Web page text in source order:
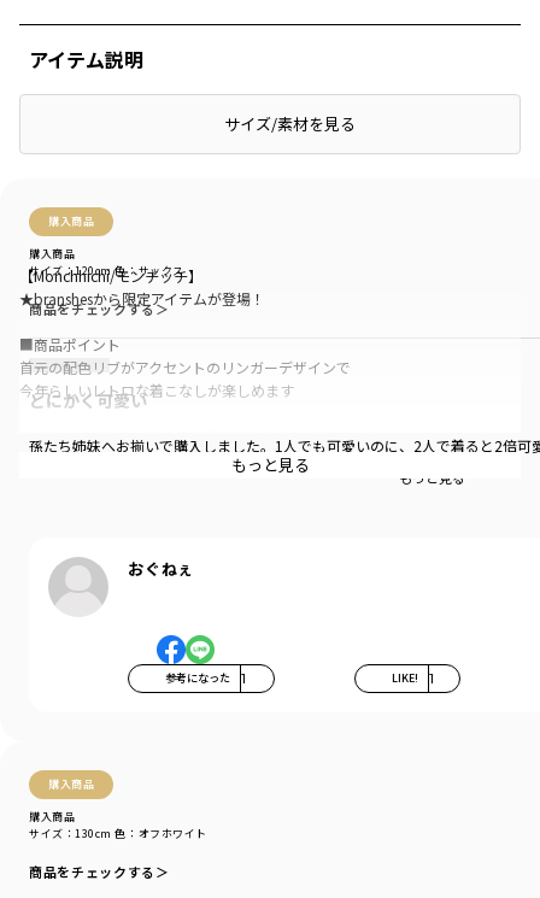
表示：新しい順
購入商品
購入商品
サイズ：120cm 色：サックス
商品をチェックする＞
とにかく可愛い
孫たち姉妹へお揃いで購入しました。1人でも可愛いのに、2人で着ると2倍
もっと見る…
おぐねぇ
参考になった 1 LIKE! 1
購入商品
購入商品
サイズ：130cm 色：オフホワイト
商品をチェックする＞
アイテム説明
サイズ/素材を見る
【Monchhichi/モンチッチ】
★branshesから限定アイテムが登場！
■商品ポイント
首元の配色リブがアクセントのリンガーデザインで
今年らしいレトロな着こなしが楽しめます
モンチッチたちのリアルな転写プリントと立体感のある
相良刺しゅうロゴが目を引くデザインです
【モンチッチ】
1974年の誕生以来、時代にあわせて変化をしながら
今も世界中で多くの人々に愛され続ける「モンチッチ」
おしゃぶりポーズや愛くるしい表情が魅力です
今回のコラボではオシャレが大好きなチムたんやチャムなどモンチッチフレ
-----
透け感：ややあり
もっと見る